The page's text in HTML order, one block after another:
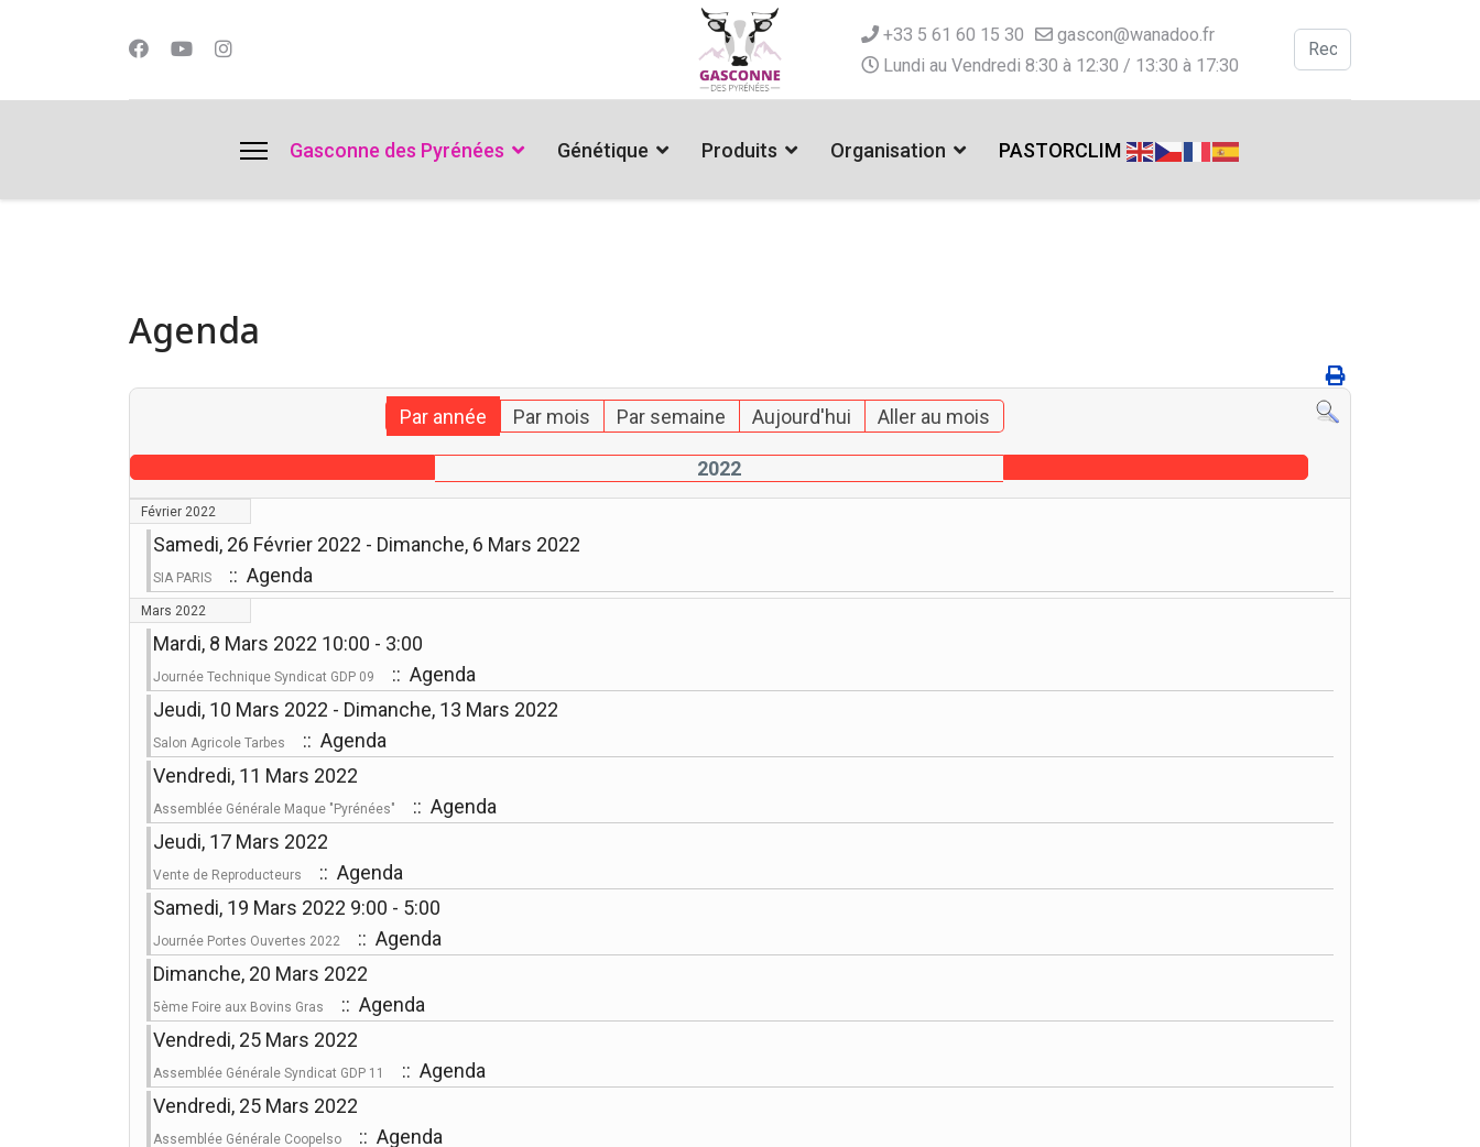
+33 5 61 60 15 30
gascon@wanadoo.fr
Lundi au Vendredi 8:30 à 12:30 / 13:30 à 17:30
Valider
Gasconne des Pyrénées Génétique Produits Organisation PASTORCLIM
Agenda
Par année Par mois Par semaine Aujourd'hui Aller au mois
2022
Février 2022
Samedi, 26 Février 2022 - Dimanche, 6 Mars 2022
SIA PARIS :: Agenda
Mars 2022
Mardi, 8 Mars 2022 10:00 - 3:00
Journée Technique Syndicat GDP 09
:: Agenda
Jeudi, 10 Mars 2022 - Dimanche, 13 Mars 2022
Salon Agricole Tarbes
:: Agenda
Vendredi, 11 Mars 2022
Assemblée Générale Maque "Pyrénées"
:: Agenda
Jeudi, 17 Mars 2022
Vente de Reproducteurs
:: Agenda
Samedi, 19 Mars 2022 9:00 - 5:00
Journée Portes Ouvertes 2022
:: Agenda
Dimanche, 20 Mars 2022
5ème Foire aux Bovins Gras
:: Agenda
Vendredi, 25 Mars 2022
Assemblée Générale Syndicat GDP 11
:: Agenda
Vendredi, 25 Mars 2022
Assemblée Générale Coopelso :: Agenda